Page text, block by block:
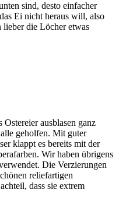
sind, desto einfacher
Ei nicht heraus will, also
die Löcher etwas
ausblasen ganz
geholfen. Mit guter
klappt es bereits mit der
Wir haben übrigens
Die Verzierungen
reliefartigen
dass sie extrem